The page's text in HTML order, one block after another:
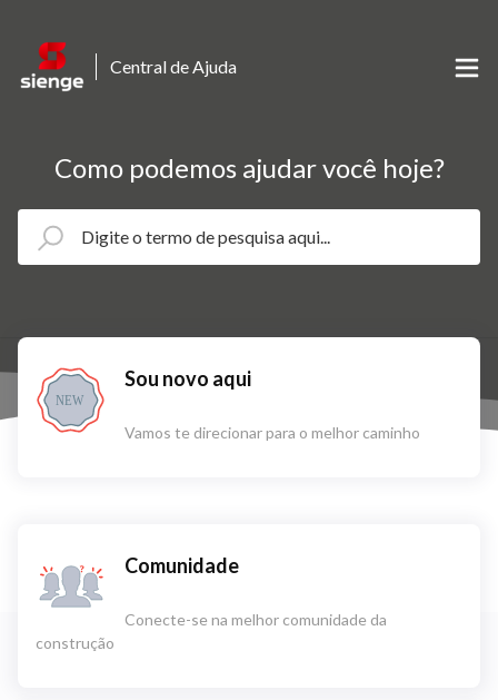
Central de Ajuda
Como podemos ajudar você hoje?
NEW
Sou novo aqui
Vamos te direcionar para o melhor caminho
Comunidade
Conecte-se na melhor comunidade da
construção